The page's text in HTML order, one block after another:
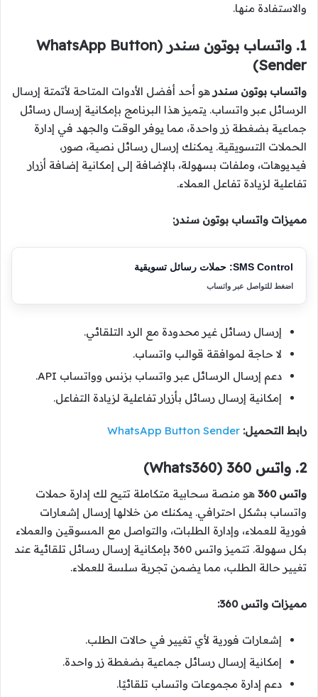
والاستفادة منها.
1. واتساب بوتون سندر (WhatsApp Button
Sender)
واتساب بوتون سندر هو أحد أفضل الأدوات المتاحة لأتمتة إرسال
الرسائل عبر واتساب. يتميز هذا البرنامج بإمكانية إرسال رسائل
جماعية بضغطة زر واحدة، مما يوفر الوقت والجهد في إدارة
الحملات التسويقية. يمكنك إرسال رسائل نصية، صور،
فيديوهات، وملفات بسهولة، بالإضافة إلى إمكانية إضافة أزرار
تفاعلية لزيادة تفاعل العملاء.
مميزات واتساب بوتون سندر:
SMS Control: حملات رسائل تسويقية
اضغط للتواصل عبر واتساب
إرسال رسائل غير محدودة مع الرد التلقائي.
لا حاجة لموافقة قوالب واتساب.
دعم إرسال الرسائل عبر واتساب بزنس وواتساب API.
إمكانية إرسال رسائل بأزرار تفاعلية لزيادة التفاعل.
رابط التحميل: WhatsApp Button Sender
2. واتس 360 (Whats360)
واتس 360
هو منصة سحابية متكاملة تتيح لك إدارة حملات
واتساب بشكل احترافي. يمكنك من خلالها إرسال إشعارات
فورية للعملاء، وإدارة الطلبات، والتواصل مع المسوقين والعملاء
بكل سهولة. تتميز واتس 360 بإمكانية إرسال رسائل تلقائية عند
تغيير حالة الطلب، مما يضمن تجربة سلسة للعملاء.
مميزات واتس 360:
إشعارات فورية لأي تغيير في حالات الطلب.
إمكانية إرسال رسائل جماعية بضغطة زر واحدة.
دعم إدارة مجموعات واتساب تلقائيًا.